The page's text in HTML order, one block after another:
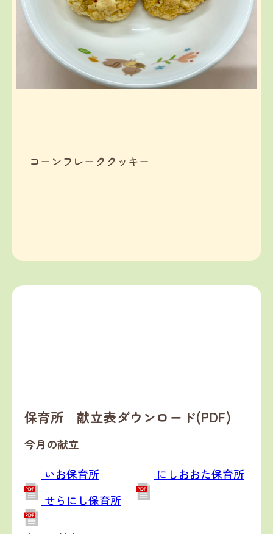
コーンフレーククッキー
保育所 献立表ダウンロード(PDF)
今月の献立
いお保育所
にしおおた保育所
せらにし保育所